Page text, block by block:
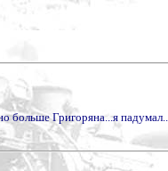
больше Григоряна...я